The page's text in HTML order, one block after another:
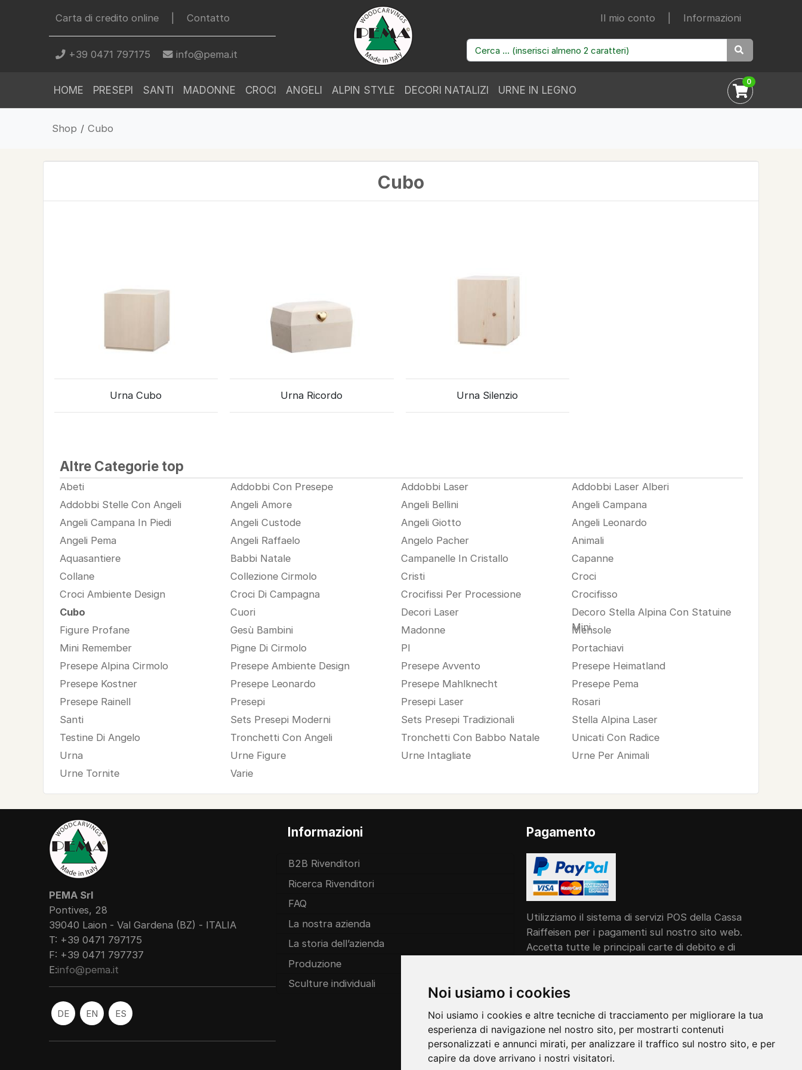
Noi usiamo i cookies
Noi usiamo i cookies e altre tecniche di tracciamento per migliorare la tua
esperienza di navigazione nel nostro sito, per mostrarti contenuti
personalizzati e annunci mirati, per analizzare il traffico sul nostro sito, e per
capire da dove arrivano i nostri visitatori.
Carta di credito online Contatto
+39 0471 797175 info@pema.it
Il mio conto Informazioni
HOME PRESEPI SANTI MADONNE CROCI ANGELI ALPIN STYLE DECORI NATALIZI URNE IN LEGNO
0
Shop / Cubo
Cubo
Urna Cubo Urna Ricordo Urna Silenzio
Altre Categorie top
Abeti Addobbi Con Presepe Addobbi Laser
Addobbi Laser Alberi
Addobbi Stelle Con Angeli
Angeli Amore Angeli Bellini
Angeli Campana
Angeli Campana In Piedi
Angeli Custode Angeli Giotto
Angeli Leonardo
Angeli Pema
Angeli Raffaelo Angelo Pacher
Animali
Aquasantiere
Babbi Natale Campanelle In Cristallo
Capanne
Collane
Collezione Cirmolo Cristi
Croci
Croci Ambiente Design
Croci Di Campagna Crocifissi Per Processione
Crocifisso
Cubo
Cuori Decori Laser
Decoro Stella Alpina Con Statuine
Mini
Figure Profane Gesù Bambini Madonne
Mensole
Mini Remember
Pigne Di Cirmolo Pl
Portachiavi
Presepe Alpina Cirmolo
Presepe Ambiente Design Presepe Avvento
Presepe Heimatland
Presepe Kostner
Presepe Leonardo Presepe Mahlknecht
Presepe Pema
Presepe Rainell
Presepi Presepi Laser
Rosari
Santi
Sets Presepi Moderni Sets Presepi Tradizionali
Stella Alpina Laser
Testine Di Angelo
Tronchetti Con Angeli Tronchetti Con Babbo Natale
Unicati Con Radice
Urna
Urne Figure Urne Intagliate
Urne Per Animali
Urne Tornite
Varie
PEMA Srl
Pontives, 28
39040 Laion - Val Gardena (BZ) - ITALIA
T: +39 0471 797175
F: +39 0471 797737
E:info@pema.it
DE EN ES
Informazioni
B2B Rivenditori
Ricerca Rivenditori
FAQ
La nostra azienda
La storia dell’azienda
Produzione
Sculture individuali
Pagamento
Utilizziamo il sistema di servizi POS della Cassa
Raiffeisen per i pagamenti sul nostro sito web.
Accetta tutte le principali carte di debito e di